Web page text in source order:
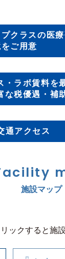
クラスの医
ご用意
・ラボ賃料を
な税優遇・補
通アクセス
施設マップ
ックすると施